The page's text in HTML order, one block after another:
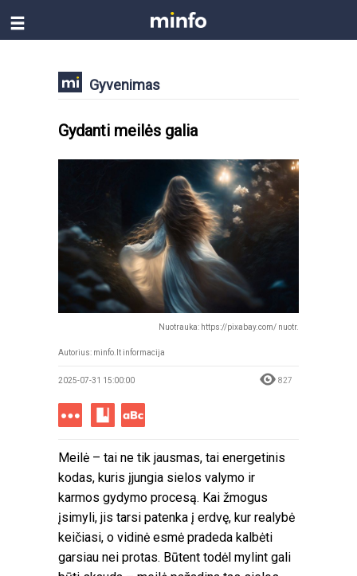
Gyvenimas
Gydanti meilės galia
Nuotrauka: https://pixabay.com/ nuotr.
Autorius: minfo.lt informacija
2025-07-31 15:00:00 827
Meilė – tai ne tik jausmas, tai energetinis
kodas, kuris įjungia sielos valymo ir
karmos gydymo procesą. Kai žmogus
įsimyli, jis tarsi patenka į erdvę, kur realybė
keičiasi, o vidinė esmė pradeda kalbėti
garsiau nei protas. Būtent todėl mylint gali